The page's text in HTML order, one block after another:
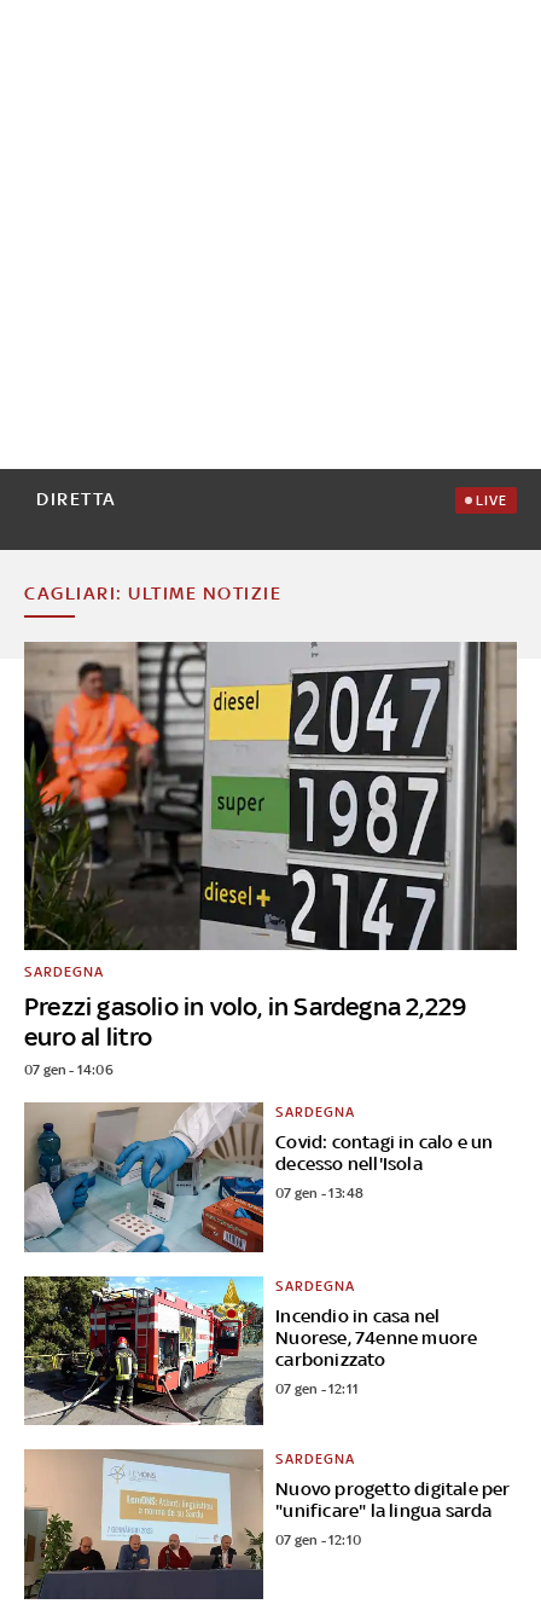
DIRETTA LIVE
CAGLIARI: ULTIME NOTIZIE
Prezzi gasolio in volo, in Sardegna 2,229
euro al litro
SARDEGNA
07 gen - 14:06
Covid: contagi in calo e un
decesso nell'Isola
SARDEGNA
07 gen - 13:48
Incendio in casa nel
Nuorese, 74enne muore
carbonizzato
SARDEGNA
07 gen - 12:11
Nuovo progetto digitale per
"unificare" la lingua sarda
SARDEGNA
07 gen - 12:10